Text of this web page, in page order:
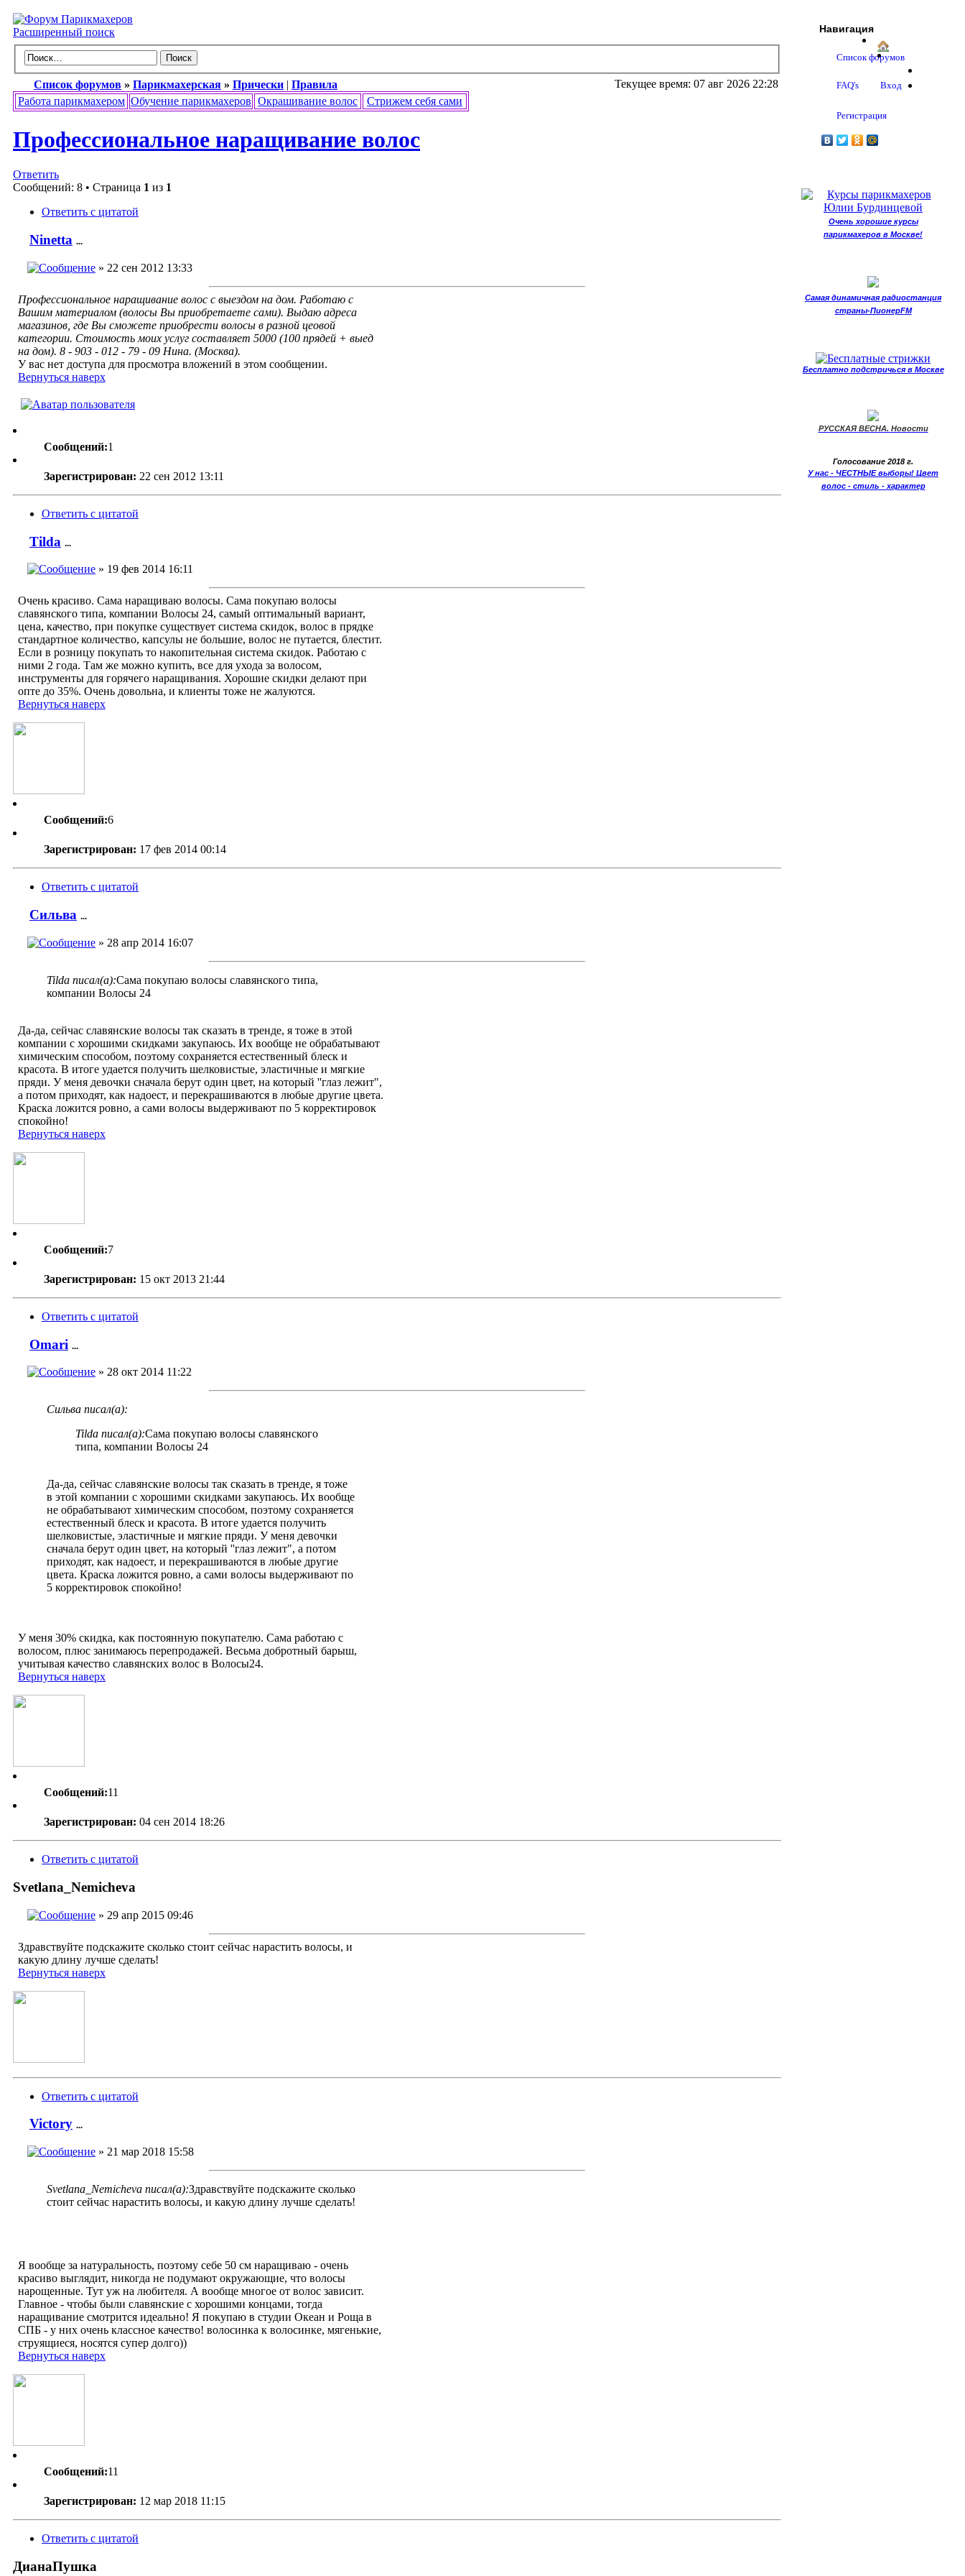
Расширенный поиск
Список форумов » Парикмахерская » Прически | Правила
Текущее время: 07 авг 2026 22:28
Работа парикмахером Обучение парикмахеров Окрашивание волос Стрижем себя сами
Профессиональное наращивание волос
Ответить
Сообщений: 8 • Страница 1 из 1
Ответить с цитатой
Ninetta ...
» 22 сен 2012 13:33
Профессиональное наращивание волос с выездом на дом. Работаю с
Вашим материалом (волосы Вы приобретаете сами). Выдаю адреса
магазинов, где Вы сможете приобрести волосы в разной цеовой
категории. Стоимость моих услуг составляет 5000 (100 прядей + выед
на дом). 8 - 903 - 012 - 79 - 09 Нина. (Москва).
У вас нет доступа для просмотра вложений в этом сообщении.
Вернуться наверх
Сообщений:1
Зарегистрирован: 22 сен 2012 13:11
Ответить с цитатой
Tilda ...
» 19 фев 2014 16:11
Очень красиво. Сама наращиваю волосы. Сама покупаю волосы
славянского типа, компании Волосы 24, самый оптимальный вариант,
цена, качество, при покупке существует система скидок, волос в прядке
стандартное количество, капсулы не большие, волос не путается, блестит.
Если в розницу покупать то накопительная система скидок. Работаю с
ними 2 года. Там же можно купить, все для ухода за волосом,
инструменты для горячего наращивания. Хорошие скидки делают при
опте до 35%. Очень довольна, и клиенты тоже не жалуются.
Вернуться наверх
Сообщений:6
Зарегистрирован: 17 фев 2014 00:14
Ответить с цитатой
Сильва ...
» 28 апр 2014 16:07
Tilda писал(а):Сама покупаю волосы славянского типа,
компании Волосы 24
Да-да, сейчас славянские волосы так сказать в тренде, я тоже в этой
компании с хорошими скидками закупаюсь. Их вообще не обрабатывают
химическим способом, поэтому сохраняется естественный блеск и
красота. В итоге удается получить шелковистые, эластичные и мягкие
пряди. У меня девочки сначала берут один цвет, на который ''глаз лежит",
а потом приходят, как надоест, и перекрашиваются в любые другие цвета.
Краска ложится ровно, а сами волосы выдерживают по 5 корректировок
спокойно!
Вернуться наверх
Сообщений:7
Зарегистрирован: 15 окт 2013 21:44
Ответить с цитатой
Omari ...
» 28 окт 2014 11:22
Сильва писал(а):
Tilda писал(а):Сама покупаю волосы славянского
типа, компании Волосы 24
Да-да, сейчас славянские волосы так сказать в тренде, я тоже
в этой компании с хорошими скидками закупаюсь. Их вообще
не обрабатывают химическим способом, поэтому сохраняется
естественный блеск и красота. В итоге удается получить
шелковистые, эластичные и мягкие пряди. У меня девочки
сначала берут один цвет, на который ''глаз лежит", а потом
приходят, как надоест, и перекрашиваются в любые другие
цвета. Краска ложится ровно, а сами волосы выдерживают по
5 корректировок спокойно!
У меня 30% скидка, как постоянную покупателю. Сама работаю с
волосом, плюс занимаюсь перепродажей. Весьма добротный барыш,
учитывая качество славянских волос в Волосы24.
Вернуться наверх
Сообщений:11
Зарегистрирован: 04 сен 2014 18:26
Ответить с цитатой
Svetlana_Nemicheva
» 29 апр 2015 09:46
Здравствуйте подскажите сколько стоит сейчас нарастить волосы, и
какую длину лучше сделать!
Вернуться наверх
Ответить с цитатой
Victory ...
» 21 мар 2018 15:58
Svetlana_Nemicheva писал(а):Здравствуйте подскажите сколько
стоит сейчас нарастить волосы, и какую длину лучше сделать!
Я вообще за натуральность, поэтому себе 50 см наращиваю - очень
красиво выглядит, никогда не подумают окружающие, что волосы
нарощенные. Тут уж на любителя. А вообще многое от волос зависит.
Главное - чтобы были славянские с хорошими концами, тогда
наращивание смотрится идеально! Я покупаю в студии Океан и Роща в
СПБ - у них очень классное качество! волосинка к волосинке, мягенькие,
струящиеся, носятся супер долго))
Вернуться наверх
Сообщений:11
Зарегистрирован: 12 мар 2018 11:15
Ответить с цитатой
ДианаПушка
Навигация
Список форумов
FAQ's Вход
Регистрация
Очень хорошие курсы
парикмахеров в Москве!
Самая динамичная радиостанция
страны-ПионерFM
Бесплатно подстричься в Москве
РУССКАЯ ВЕСНА. Новости
Голосование 2018 г.
У нас - ЧЕСТНЫЕ выборы! Цвет
волос - стиль - характер